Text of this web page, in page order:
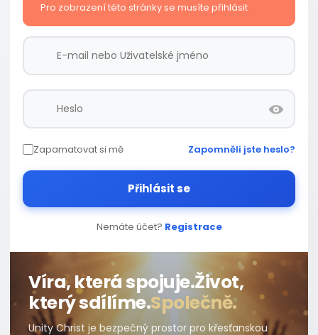
Pro zobrazení této stránky se musíte přihlásit
Zapamatovat si mě Zapomněli jste heslo?
Přihlásit se
Nemáte účet? Registrace
Víra, která spojuje.Život,
který sdílíme.Společně.
Unity Christ je bezpečný prostor pro křesťanskou